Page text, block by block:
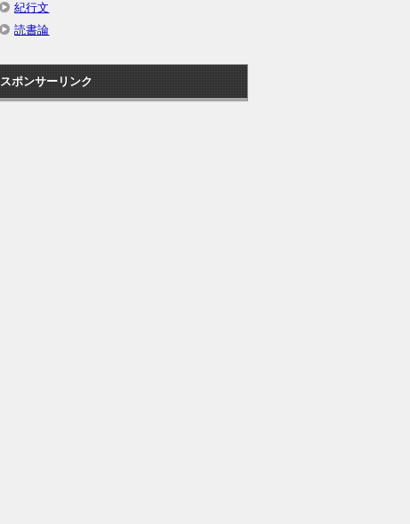
紀行文
読書論
スポンサーリンク